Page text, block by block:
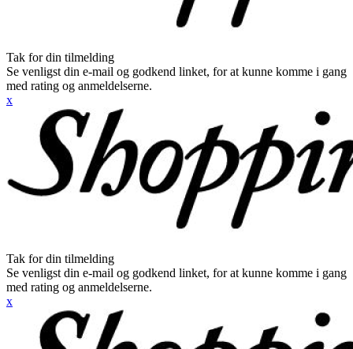
Tak for din tilmelding
Se venligst din e-mail og godkend linket, for at kunne komme i gang
med rating og anmeldelserne.
x
Tak for din tilmelding
Se venligst din e-mail og godkend linket, for at kunne komme i gang
med rating og anmeldelserne.
x